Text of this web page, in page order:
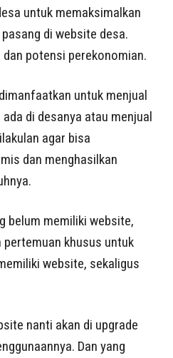
untuk memaksimalkan
di website desa.
potensi perekonomian.
untuk menjual
di desanya atau menjual
agar bisa
dan menghasilkan
belum memiliki website,
pertemuan khusus untuk
website, sekaligus
nanti akan di upgrade
Dan yang